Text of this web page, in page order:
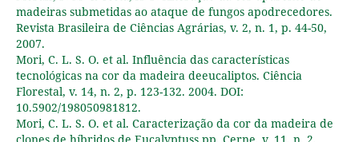
madeiras submetidas ao ataque de fungos apodrecedores.
Revista Brasileira de Ciências Agrárias, v. 2, n. 1, p. 44-50,
2007.
Mori, C. L. S. O. et al. Influência das características
tecnológicas na cor da madeira deeucaliptos. Ciência
Florestal, v. 14, n. 2, p. 123-132. 2004. DOI:
10.5902/198050981812.
Mori, C. L. S. O. et al. Caracterização da cor da madeira de
clones de híbridos de Eucalyptuss pp. Cerne, v. 11, n. 2,